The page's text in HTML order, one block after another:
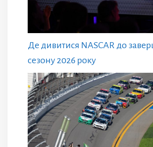
Де дивитися NASCAR до
сезону 2026 року